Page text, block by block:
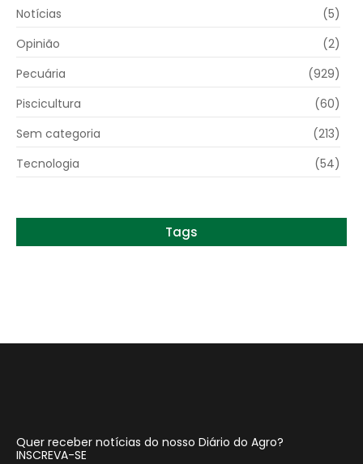
Notícias
(5)
Opinião
(2)
Pecuária
(929)
Piscicultura
(60)
Sem categoria
(213)
Tecnologia
(54)
Tags
Quer receber notícias do nosso Diário do Agro?
INSCREVA-SE